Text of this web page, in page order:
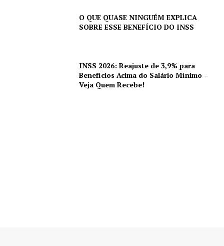
O QUE QUASE NINGUÉM EXPLICA
SOBRE ESSE BENEFÍCIO DO INSS
INSS 2026: Reajuste de 3,9% para
Benefícios Acima do Salário Mínimo –
Veja Quem Recebe!